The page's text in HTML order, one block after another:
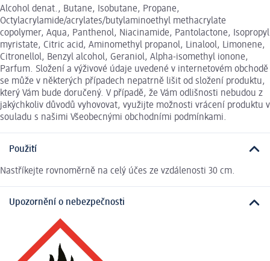
Alcohol denat., Butane, Isobutane, Propane,
Octylacrylamide/acrylates/butylaminoethyl methacrylate
copolymer, Aqua, Panthenol, Niacinamide, Pantolactone, Isopropyl
myristate, Citric acid, Aminomethyl propanol, Linalool, Limonene,
Citronellol, Benzyl alcohol, Geraniol, Alpha-isomethyl ionone,
Parfum. Složení a výživové údaje uvedené v internetovém obchodě
se může v některých případech nepatrně lišit od složení produktu,
který Vám bude doručený. V případě, že Vám odlišnosti nebudou z
jakýchkoliv důvodů vyhovovat, využijte možnosti vrácení produktu v
souladu s našimi Všeobecnými obchodními podmínkami.
Použití
Nastříkejte rovnoměrně na celý účes ze vzdálenosti 30 cm.
Upozornění o nebezpečnosti